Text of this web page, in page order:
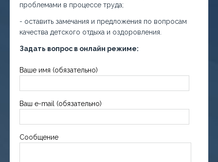
проблемами в процессе труда;
- оставить замечания и предложения по вопросам
качества детского отдыха и оздоровления.
Задать вопрос в онлайн режиме:
Ваше имя (обязательно)
Ваш e-mail (обязательно)
Сообщение